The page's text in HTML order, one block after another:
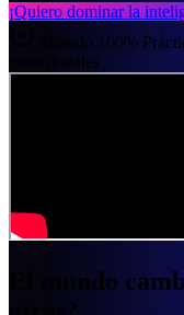
¡Quiero dominar la
Método 100%
profesionales
El mundo